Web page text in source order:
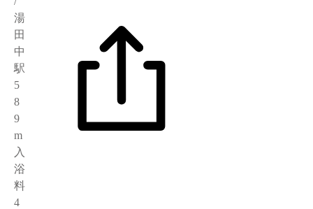
湯
田
中
駅
5
8
9
m
入
浴
料
4